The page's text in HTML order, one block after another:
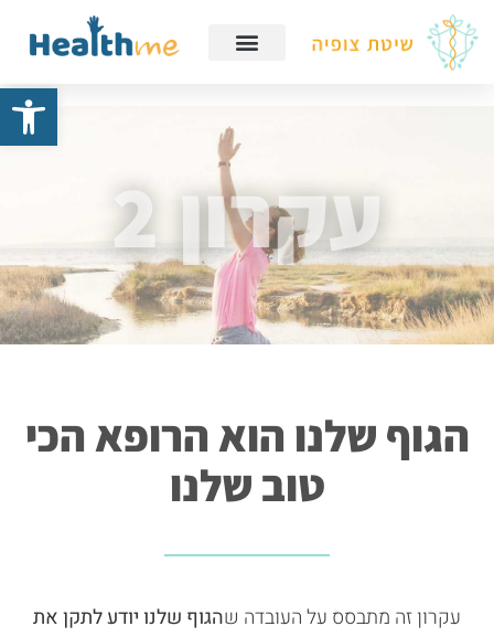
עקרון 2
הגוף שלנו הוא הרופא הכי
טוב שלנו
עקרון זה מתבסס על העובדה שהגוף שלנו יודע לתקן את